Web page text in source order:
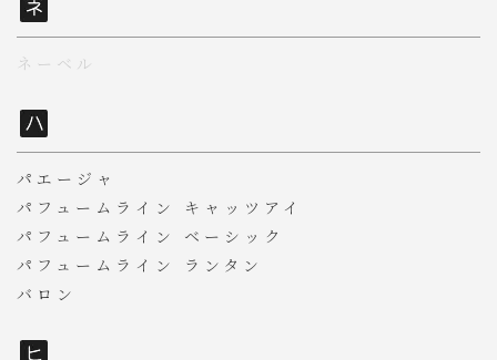
ネーベル
パエージャ
パフュームライン キャッツアイ
パフュームライン ベーシック
パフュームライン ランタン
バロン